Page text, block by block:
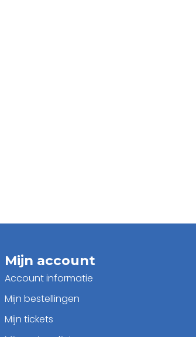
Mijn account
Account informatie
Mijn bestellingen
Mijn tickets